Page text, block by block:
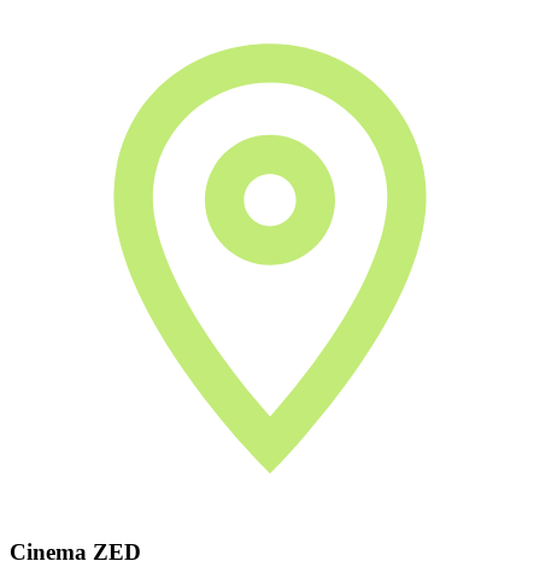
Cinema ZED